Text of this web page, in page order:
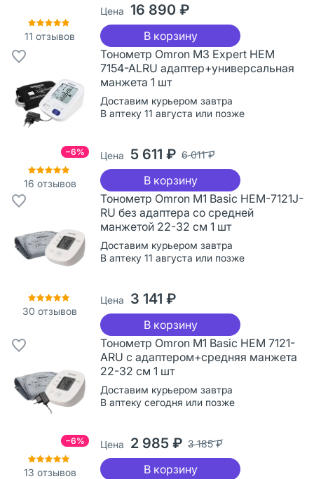
11 отзывов
Цена 16 890 ₽
В корзину
−6%
16 отзывов
Тонометр Omron M3 Expert HEM
7154-ALRU адаптер+универсальная
манжета 1 шт
Доставим курьером завтра
В аптеку 11 августа или позже
Цена 5 611 ₽ 6 011 ₽
В корзину
30 отзывов
Тонометр Omron M1 Basic HEM-7121J-
RU без адаптера со средней
манжетой 22-32 см 1 шт
Доставим курьером завтра
В аптеку 11 августа или позже
Цена 3 141 ₽
В корзину
−6%
13 отзывов
Тонометр Omron M1 Basic HEM 7121-
ARU с адаптером+средняя манжета
22-32 см 1 шт
Доставим курьером завтра
В аптеку сегодня или позже
Цена 2 985 ₽ 3 185 ₽
В корзину